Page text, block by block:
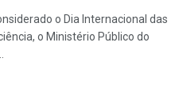
o Dia Internacional das
o Ministério Público do